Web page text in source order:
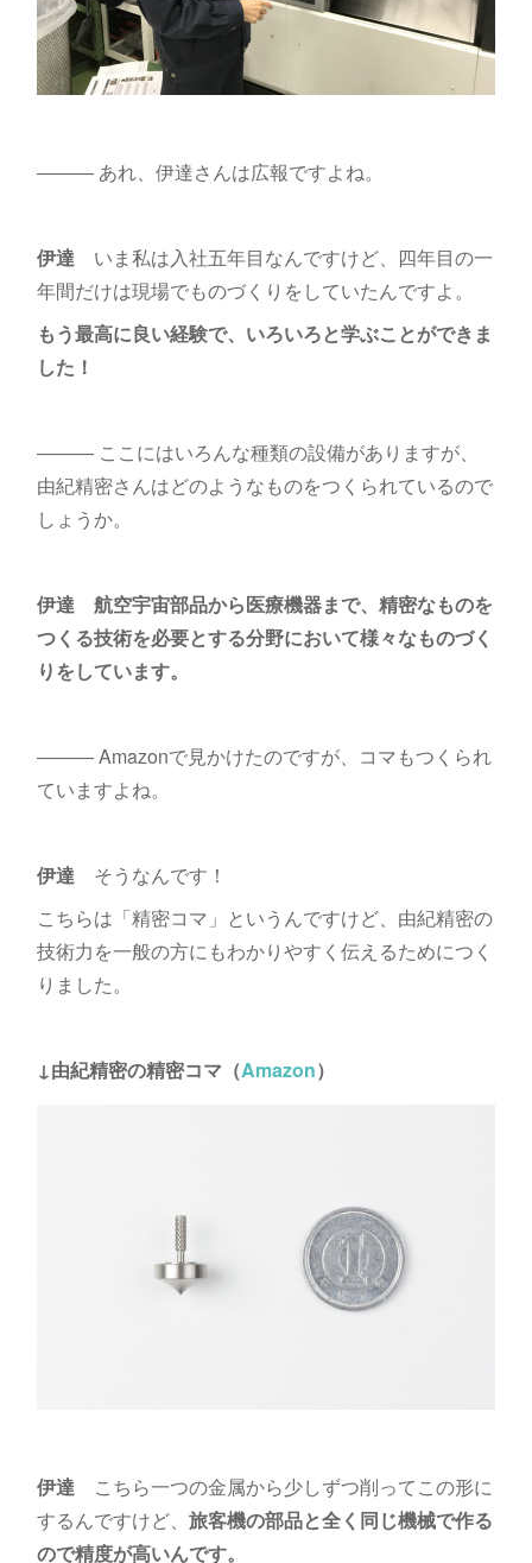
――― あれ、伊達さんは広報ですよね。
伊達いま私は入社五年目なんですけど、四年目の一
年間だけは現場でものづくりをしていたんですよ。
もう最高に良い経験で、いろいろと学ぶことができま
した！
――― ここにはいろんな種類の設備がありますが、
由紀精密さんはどのようなものをつくられているので
しょうか。
伊達
航空宇宙部品から医療機器まで、精密なものを
つくる技術を必要とする分野において様々なものづく
りをしています。
――― Amazonで見かけたのですが、コマもつくられ
ていますよね。
伊達そうなんです！
こちらは「精密コマ」というんですけど、由紀精密の
技術力を一般の方にもわかりやすく伝えるためにつく
りました。
↓由紀精密の精密コマ（Amazon）
伊達こちら一つの金属から少しずつ削ってこの形に
するんですけど、 旅客機の部品と全く同じ機械で作る
ので精度が高いんです。